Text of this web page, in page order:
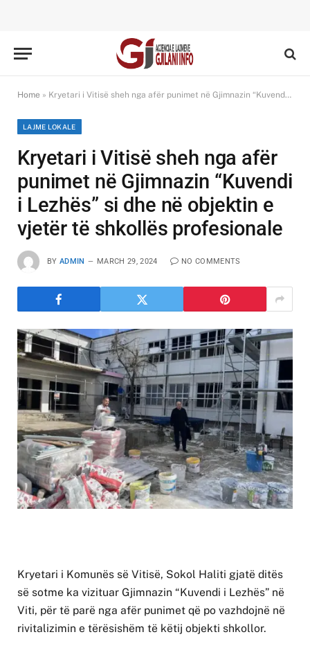
Home » Kryetari i Vitisë sheh nga afër punimet në Gjimnazin “Kuvendi i Lezhës” si dhe në objektin e vjetër të shkollës profesionale
LAJME LOKALE
Kryetari i Vitisë sheh nga afër
punimet në Gjimnazin “Kuvendi
i Lezhës” si dhe në objektin e
vjetër të shkollës profesionale
BY ADMIN MARCH 29, 2024 NO COMMENTS
Kryetari i Komunës së Vitisë, Sokol Haliti gjatë ditës
së sotme ka vizituar Gjimnazin “Kuvendi i Lezhës” në
Viti, për të parë nga afër punimet që po vazhdojnë në
rivitalizimin e tërësishëm të këtij objekti shkollor.